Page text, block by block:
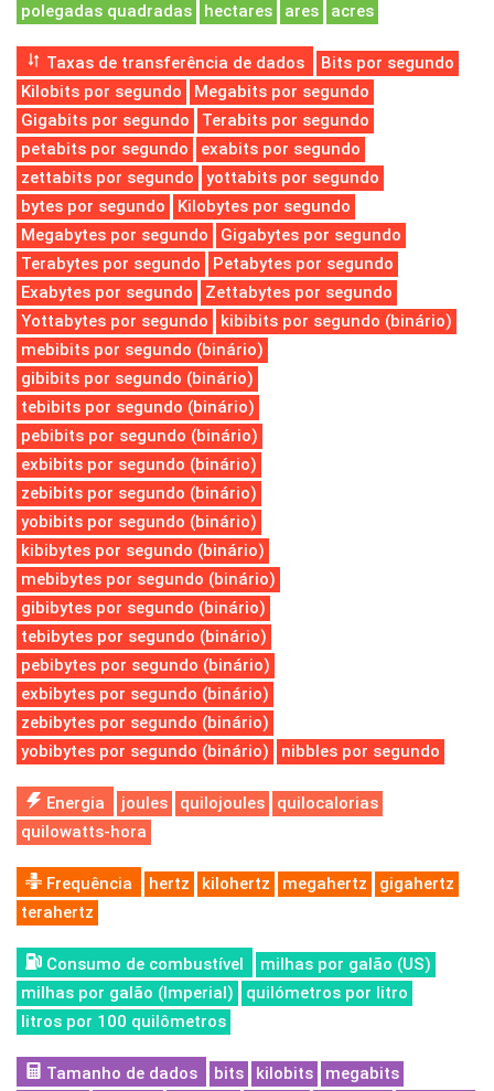
polegadas quadradas
hectares ares acres
Taxas de transferência de dados
Bits por segundo
Kilobits por segundo
Megabits por segundo
Gigabits por segundo
Terabits por segundo
petabits por segundo
exabits por segundo
zettabits por segundo
yottabits por segundo
bytes por segundo
Kilobytes por segundo
Megabytes por segundo
Gigabytes por segundo
Terabytes por segundo
Petabytes por segundo
Exabytes por segundo
Zettabytes por segundo
Yottabytes por segundo
kibibits por segundo (binário)
mebibits por segundo (binário)
gibibits por segundo (binário)
tebibits por segundo (binário)
pebibits por segundo (binário)
exbibits por segundo (binário)
zebibits por segundo (binário)
yobibits por segundo (binário)
kibibytes por segundo (binário)
mebibytes por segundo (binário)
gibibytes por segundo (binário)
tebibytes por segundo (binário)
pebibytes por segundo (binário)
exbibytes por segundo (binário)
zebibytes por segundo (binário)
yobibytes por segundo (binário)
nibbles por segundo
Energia joules quilojoules
quilocalorias
quilowatts-hora
Frequência hertz kilohertz megahertz
gigahertz
terahertz
Consumo de combustível
milhas por galão (US)
milhas por galão (Imperial)
quilómetros por litro
litros por 100 quilômetros
Tamanho de dados bits kilobits
megabits